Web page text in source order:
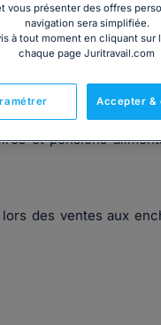
et le Turc. Elle
assistance aux
rare en droit
et pensions
des ventes aux
vous présenter des offres
navigation sera simplifiée.
à tout moment en cliquant
chaque page Juritravail.com
Accepter &